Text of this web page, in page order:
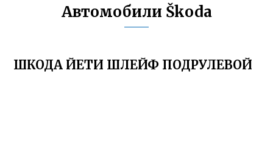
Автомобили Škoda
ШКОДА ЙЕТИ ШЛЕЙФ ПОДРУЛЕВОЙ